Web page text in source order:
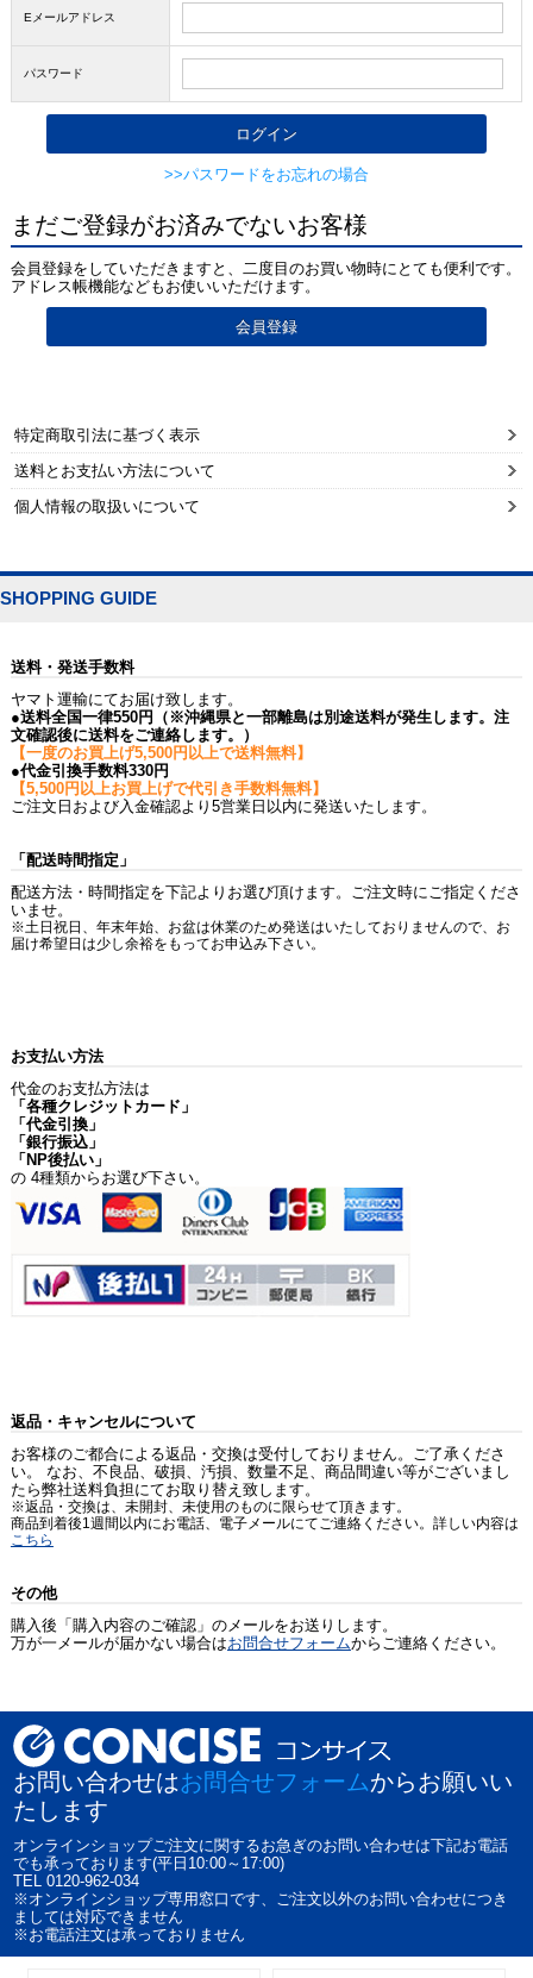
Eメールアドレス
パスワード
>>パスワードをお忘れの場合
まだご登録がお済みでないお客様
会員登録をしていただきますと、二度目のお買い物時にとても便利です。
アドレス帳機能などもお使いいただけます。
特定商取引法に基づく表示
送料とお支払い方法について
個人情報の取扱いについて
SHOPPING GUIDE
送料・発送手数料
ヤマト運輸にてお届け致します。
●送料全国一律550円（※沖縄県と一部離島は別途送料が発生します。注
文確認後に送料をご連絡します。）
【一度のお買上げ5,500円以上で送料無料】
●代金引換手数料330円
【5,500円以上お買上げで代引き手数料無料】
ご注文日および入金確認より5営業日以内に発送いたします。
「配送時間指定」
配送方法・時間指定を下記よりお選び頂けます。ご注文時にご指定くださ
いませ。
※土日祝日、年末年始、お盆は休業のため発送はいたしておりませんので、お
届け希望日は少し余裕をもってお申込み下さい。
お支払い方法
代金のお支払方法は
「各種クレジットカード」
「代金引換」
「銀行振込」
「NP後払い」
の 4種類からお選び下さい。
返品・キャンセルについて
お客様のご都合による返品・交換は受付しておりません。ご了承くださ
い。 なお、不良品、破損、汚損、数量不足、商品間違い等がございまし
たら弊社送料負担にてお取り替え致します。
※返品・交換は、未開封、未使用のものに限らせて頂きます。
商品到着後1週間以内にお電話、電子メールにてご連絡ください。詳しい内容は
こちら
その他
購入後「購入内容のご確認」のメールをお送りします。
万が一メールが届かない場合はお問合せフォームからご連絡ください。
お問い合わせはお問合せフォームからお願いい
たします
オンラインショップご注文に関するお急ぎのお問い合わせは下記お電話
でも承っております(平日10:00～17:00)
TEL 0120-962-034
※オンラインショップ専用窓口です、ご注文以外のお問い合わせにつき
ましては対応できません
※お電話注文は承っておりません